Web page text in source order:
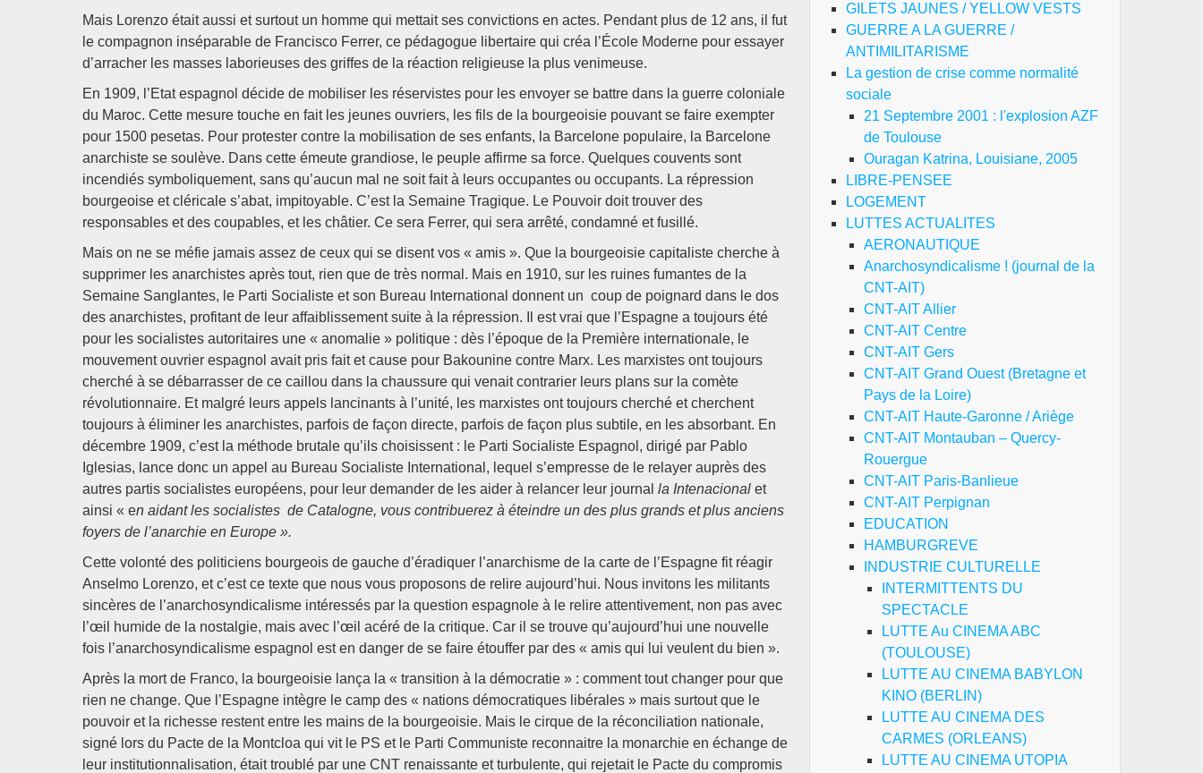
Mais Lorenzo était aussi et surtout un homme qui mettait ses convictions en actes. Pendant plus de 12 ans, il fut
le compagnon inséparable de Francisco Ferrer, ce pédagogue libertaire qui créa l’École Moderne pour essayer
d’arracher les masses laborieuses des griffes de la réaction religieuse la plus venimeuse.
En 1909, l’Etat espagnol décide de mobiliser les réservistes pour les envoyer se battre dans la guerre coloniale
du Maroc. Cette mesure touche en fait les jeunes ouvriers, les fils de la bourgeoisie pouvant se faire exempter
pour 1500 pesetas. Pour protester contre la mobilisation de ses enfants, la Barcelone populaire, la Barcelone
anarchiste se soulève. Dans cette émeute grandiose, le peuple affirme sa force. Quelques couvents sont
incendiés symboliquement, sans qu’aucun mal ne soit fait à leurs occupantes ou occupants. La répression
bourgeoise et cléricale s’abat, impitoyable. C’est la Semaine Tragique. Le Pouvoir doit trouver des
responsables et des coupables, et les châtier. Ce sera Ferrer, qui sera arrêté, condamné et fusillé.
Mais on ne se méfie jamais assez de ceux qui se disent vos « amis ». Que la bourgeoisie capitaliste cherche à
supprimer les anarchistes après tout, rien que de très normal. Mais en 1910, sur les ruines fumantes de la
Semaine Sanglantes, le Parti Socialiste et son Bureau International donnent un coup de poignard dans le dos
des anarchistes, profitant de leur affaiblissement suite à la répression. Il est vrai que l’Espagne a toujours été
pour les socialistes autoritaires une « anomalie » politique : dès l’époque de la Première internationale, le
mouvement ouvrier espagnol avait pris fait et cause pour Bakounine contre Marx. Les marxistes ont toujours
cherché à se débarrasser de ce caillou dans la chaussure qui venait contrarier leurs plans sur la comète
révolutionnaire. Et malgré leurs appels lancinants à l’unité, les marxistes ont toujours cherché et cherchent
toujours à éliminer les anarchistes, parfois de façon directe, parfois de façon plus subtile, en les absorbant. En
décembre 1909, c’est la méthode brutale qu’ils choisissent : le Parti Socialiste Espagnol, dirigé par Pablo
Iglesias, lance donc un appel au Bureau Socialiste International, lequel s’empresse de le relayer auprès des
autres partis socialistes européens, pour leur demander de les aider à relancer leur journal la Intenacional et
ainsi « en aidant les socialistes de Catalogne, vous contribuerez à éteindre un des plus grands et plus anciens
foyers de l’anarchie en Europe ».
Cette volonté des politiciens bourgeois de gauche d’éradiquer l’anarchisme de la carte de l’Espagne fit réagir
Anselmo Lorenzo, et c’est ce texte que nous vous proposons de relire aujourd’hui. Nous invitons les militants
sincères de l’anarchosyndicalisme intéressés par la question espagnole à le relire attentivement, non pas avec
l’œil humide de la nostalgie, mais avec l’œil acéré de la critique. Car il se trouve qu’aujourd’hui une nouvelle
fois l’anarchosyndicalisme espagnol est en danger de se faire étouffer par des « amis qui lui veulent du bien ».
Après la mort de Franco, la bourgeoisie lança la « transition à la démocratie » : comment tout changer pour que
rien ne change. Que l’Espagne intègre le camp des « nations démocratiques libérales » mais surtout que le
pouvoir et la richesse restent entre les mains de la bourgeoisie. Mais le cirque de la réconciliation nationale,
signé lors du Pacte de la Montcloa qui vit le PS et le Parti Communiste reconnaitre la monarchie en échange de
leur institutionnalisation, était troublé par une CNT renaissante et turbulente, qui rejetait le Pacte du compromis
GILETS JAUNES / YELLOW VESTS
GUERRE A LA GUERRE /
ANTIMILITARISME
La gestion de crise comme normalité
sociale
21 Septembre 2001 : l'explosion AZF
de Toulouse
Ouragan Katrina, Louisiane, 2005
LIBRE-PENSEE
LOGEMENT
LUTTES ACTUALITES
AERONAUTIQUE
Anarchosyndicalisme ! (journal de la
CNT-AIT)
CNT-AIT Allier
CNT-AIT Centre
CNT-AIT Gers
CNT-AIT Grand Ouest (Bretagne et
Pays de la Loire)
CNT-AIT Haute-Garonne / Ariège
CNT-AIT Montauban – Quercy-
Rouergue
CNT-AIT Paris-Banlieue
CNT-AIT Perpignan
EDUCATION
HAMBURGREVE
INDUSTRIE CULTURELLE
INTERMITTENTS DU
SPECTACLE
LUTTE Au CINEMA ABC
(TOULOUSE)
LUTTE AU CINEMA BABYLON
KINO (BERLIN)
LUTTE AU CINEMA DES
CARMES (ORLEANS)
LUTTE AU CINEMA UTOPIA